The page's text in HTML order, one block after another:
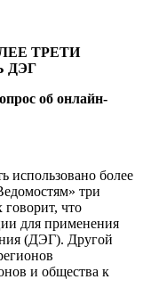
ТРЕТИ
ДЭГ
об онлайн-
использовано более
три
что
для применения
(ДЭГ). Другой
и общества к